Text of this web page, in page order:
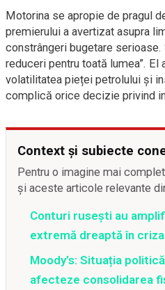
Motorina se apropie de pragul
premierului a avertizat asupra
constrângeri bugetare serioase.
reduceri pentru toată lumea”. El
volatilitatea pieței petrolului și
complică orice decizie privind
Context și subiecte
Pentru o imagine mai
și aceste articole relevante
Conturi rusești au
extremă dreaptă în
Moody’s: Situația
afecteze consolidarea